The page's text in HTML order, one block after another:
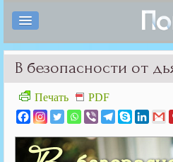
В безопасности от
Печать PDF